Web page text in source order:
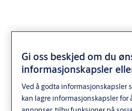
Ofte stilte
om SMARTair
Gi oss beskjed om du
informasjonskapsler
Ved å godta informasjonskapsler
kan lagre informasjonskapsler for